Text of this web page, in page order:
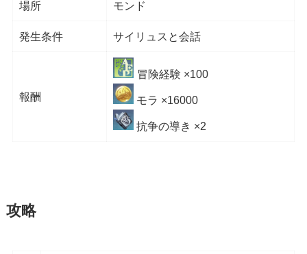
場所 モンド
発生条件 サイリュスと会話
報酬
冒険経験 ×100
モラ ×16000
抗争の導き ×2
攻略